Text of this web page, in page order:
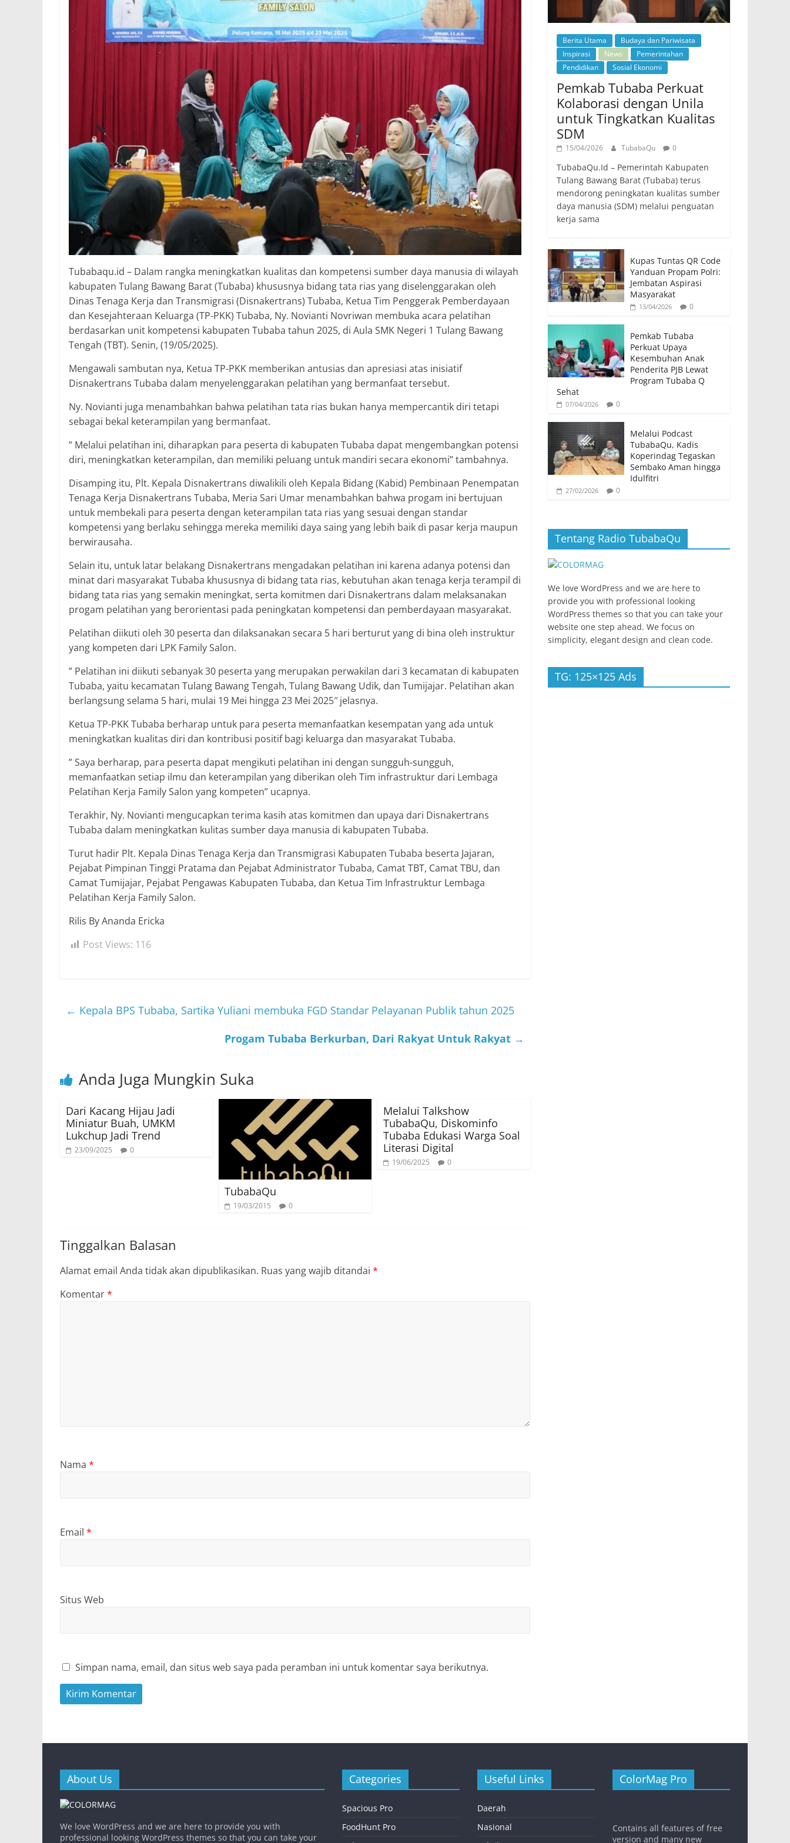
Tubabaqu.id – Dalam rangka meningkatkan kualitas dan kompetensi sumber daya manusia di wilayah
kabupaten Tulang Bawang Barat (Tubaba) khususnya bidang tata rias yang diselenggarakan oleh
Dinas Tenaga Kerja dan Transmigrasi (Disnakertrans) Tubaba, Ketua Tim Penggerak Pemberdayaan
dan Kesejahteraan Keluarga (TP-PKK) Tubaba, Ny. Novianti Novriwan membuka acara pelatihan
berdasarkan unit kompetensi kabupaten Tubaba tahun 2025, di Aula SMK Negeri 1 Tulang Bawang
Tengah (TBT). Senin, (19/05/2025).
Mengawali sambutan nya, Ketua TP-PKK memberikan antusias dan apresiasi atas inisiatif
Disnakertrans Tubaba dalam menyelenggarakan pelatihan yang bermanfaat tersebut.
Ny. Novianti juga menambahkan bahwa pelatihan tata rias bukan hanya mempercantik diri tetapi
sebagai bekal keterampilan yang bermanfaat.
” Melalui pelatihan ini, diharapkan para peserta di kabupaten Tubaba dapat mengembangkan potensi
diri, meningkatkan keterampilan, dan memiliki peluang untuk mandiri secara ekonomi” tambahnya.
Disamping itu, Plt. Kepala Disnakertrans diwalikili oleh Kepala Bidang (Kabid) Pembinaan Penempatan
Tenaga Kerja Disnakertrans Tubaba, Meria Sari Umar menambahkan bahwa progam ini bertujuan
untuk membekali para peserta dengan keterampilan tata rias yang sesuai dengan standar
kompetensi yang berlaku sehingga mereka memiliki daya saing yang lebih baik di pasar kerja maupun
berwirausaha.
Selain itu, untuk latar belakang Disnakertrans mengadakan pelatihan ini karena adanya potensi dan
minat dari masyarakat Tubaba khususnya di bidang tata rias, kebutuhan akan tenaga kerja terampil di
bidang tata rias yang semakin meningkat, serta komitmen dari Disnakertrans dalam melaksanakan
progam pelatihan yang berorientasi pada peningkatan kompetensi dan pemberdayaan masyarakat.
Pelatihan diikuti oleh 30 peserta dan dilaksanakan secara 5 hari berturut yang di bina oleh instruktur
yang kompeten dari LPK Family Salon.
” Pelatihan ini diikuti sebanyak 30 peserta yang merupakan perwakilan dari 3 kecamatan di kabupaten
Tubaba, yaitu kecamatan Tulang Bawang Tengah, Tulang Bawang Udik, dan Tumijajar. Pelatihan akan
berlangsung selama 5 hari, mulai 19 Mei hingga 23 Mei 2025″ jelasnya.
Ketua TP-PKK Tubaba berharap untuk para peserta memanfaatkan kesempatan yang ada untuk
meningkatkan kualitas diri dan kontribusi positif bagi keluarga dan masyarakat Tubaba.
” Saya berharap, para peserta dapat mengikuti pelatihan ini dengan sungguh-sungguh,
memanfaatkan setiap ilmu dan keterampilan yang diberikan oleh Tim infrastruktur dari Lembaga
Pelatihan Kerja Family Salon yang kompeten” ucapnya.
Terakhir, Ny. Novianti mengucapkan terima kasih atas komitmen dan upaya dari Disnakertrans
Tubaba dalam meningkatkan kulitas sumber daya manusia di kabupaten Tubaba.
Turut hadir Plt. Kepala Dinas Tenaga Kerja dan Transmigrasi Kabupaten Tubaba beserta Jajaran,
Pejabat Pimpinan Tinggi Pratama dan Pejabat Administrator Tubaba, Camat TBT, Camat TBU, dan
Camat Tumijajar, Pejabat Pengawas Kabupaten Tubaba, dan Ketua Tim Infrastruktur Lembaga
Pelatihan Kerja Family Salon.
Rilis By Ananda Ericka
Post Views: 116
← Kepala BPS Tubaba, Sartika Yuliani membuka FGD Standar Pelayanan Publik tahun 2025
Progam Tubaba Berkurban, Dari Rakyat Untuk Rakyat →
Anda Juga Mungkin Suka
Dari Kacang Hijau Jadi
Miniatur Buah, UMKM
Lukchup Jadi Trend
23/09/2025 0
TubabaQu
19/03/2015 0
Melalui Talkshow
TubabaQu, Diskominfo
Tubaba Edukasi Warga Soal
Literasi Digital
19/06/2025 0
Tinggalkan Balasan
Alamat email Anda tidak akan dipublikasikan. Ruas yang wajib ditandai *
Komentar*
Nama *
Email *
Situs Web
Simpan nama, email, dan situs web saya pada peramban ini untuk komentar saya berikutnya.
Berita Utama
Budaya dan Pariwisata
Inspirasi
News
Pemerintahan
Pendidikan
Sosial Ekonomi
Pemkab Tubaba Perkuat
Kolaborasi dengan Unila
untuk Tingkatkan Kualitas
SDM
15/04/2026 TubabaQu 0
TubabaQu.Id – Pemerintah Kabupaten
Tulang Bawang Barat (Tubaba) terus
mendorong peningkatan kualitas sumber
daya manusia (SDM) melalui penguatan
kerja sama
Kupas Tuntas QR Code
Yanduan Propam Polri:
Jembatan Aspirasi
Masyarakat
13/04/2026 0
Pemkab Tubaba
Perkuat Upaya
Kesembuhan Anak
Penderita PJB Lewat
Program Tubaba Q
Sehat
07/04/2026 0
Melalui Podcast
TubabaQu, Kadis
Koperindag Tegaskan
Sembako Aman hingga
Idulfitri
27/02/2026 0
Tentang Radio TubabaQu
We love WordPress and we are here to
provide you with professional looking
WordPress themes so that you can take your
website one step ahead. We focus on
simplicity, elegant design and clean code.
TG: 125×125 Ads
About Us
We love WordPress and we are here to provide you with
professional looking WordPress themes so that you can take your
Categories
Spacious Pro
FoodHunt Pro
Useful Links
Daerah
Nasional
ColorMag Pro
Contains all features of free
version and many new